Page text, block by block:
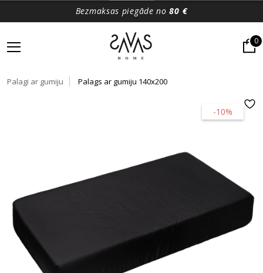
Bezmaksas piegāde no80 €
0
Palagi ar gumiju Palags ar gumiju 140x200
-10%